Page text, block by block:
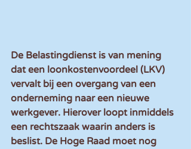
De Belastingdienst is van mening
dat een loonkostenvoordeel (LKV)
vervalt bij een overgang van een
onderneming naar een nieuwe
werkgever. Hierover loopt inmiddels
een rechtszaak waarin anders is
beslist. De Hoge Raad moet nog